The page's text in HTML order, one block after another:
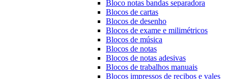
Bloco notas bandas separadora
Blocos de cartas
Blocos de desenho
Blocos de exame e milimétricos
Blocos de música
Blocos de notas
Blocos de notas adesivas
Blocos de trabalhos manuais
Blocos impressos de recibos e vales